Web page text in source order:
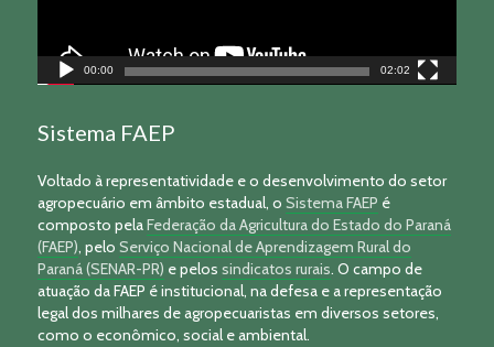
00:00 02:02
Sistema FAEP
Voltado à representatividade e o desenvolvimento do setor
agropecuário em âmbito estadual, o Sistema FAEP é
composto pelaFederação da Agricultura do Estado do Paraná
(FAEP), pelo Serviço Nacional de Aprendizagem Rural do
Paraná (SENAR-PR) e pelos sindicatos rurais. O campo de
atuação da FAEP é institucional, na defesa e a representação
legal dos milhares de agropecuaristas em diversos setores,
como o econômico, social e ambiental.